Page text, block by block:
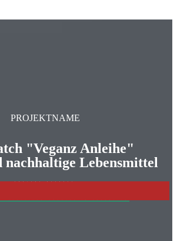
PROJEKTNAME
"Veganz Anleihe"
nachhaltige Lebensmittel